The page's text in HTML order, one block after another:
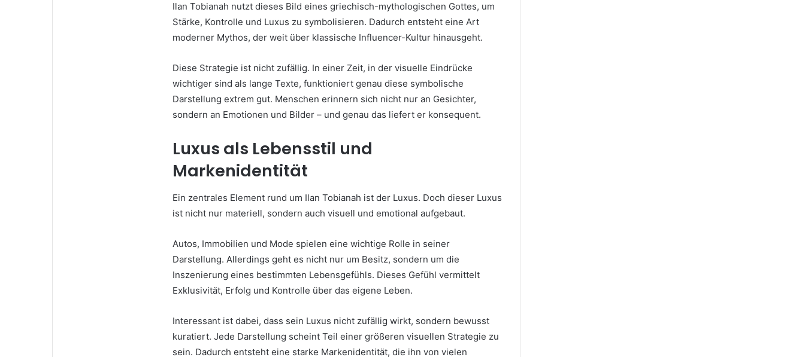
Ilan Tobianah nutzt dieses Bild eines griechisch-mythologischen Gottes, um
Stärke, Kontrolle und Luxus zu symbolisieren. Dadurch entsteht eine Art
moderner Mythos, der weit über klassische Influencer-Kultur hinausgeht.
Diese Strategie ist nicht zufällig. In einer Zeit, in der visuelle Eindrücke
wichtiger sind als lange Texte, funktioniert genau diese symbolische
Darstellung extrem gut. Menschen erinnern sich nicht nur an Gesichter,
sondern an Emotionen und Bilder – und genau das liefert er konsequent.
Luxus als Lebensstil und
Markenidentität
Ein zentrales Element rund um Ilan Tobianah ist der Luxus. Doch dieser Luxus
ist nicht nur materiell, sondern auch visuell und emotional aufgebaut.
Autos, Immobilien und Mode spielen eine wichtige Rolle in seiner
Darstellung. Allerdings geht es nicht nur um Besitz, sondern um die
Inszenierung eines bestimmten Lebensgefühls. Dieses Gefühl vermittelt
Exklusivität, Erfolg und Kontrolle über das eigene Leben.
Interessant ist dabei, dass sein Luxus nicht zufällig wirkt, sondern bewusst
kuratiert. Jede Darstellung scheint Teil einer größeren visuellen Strategie zu
sein. Dadurch entsteht eine starke Markenidentität, die ihn von vielen